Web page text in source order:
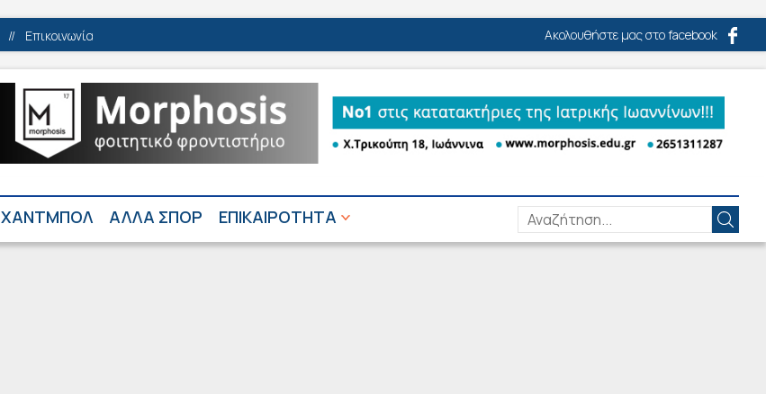
// Επικοινωνία Ακολουθήστε μας στο facebook
ΧΑΝΤΜΠΟΛ ΑΛΛΑ ΣΠΟΡ ΕΠΙΚΑΙΡΟΤΗΤΑ